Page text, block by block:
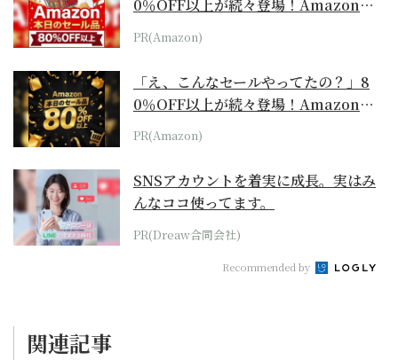
0％OFF以上が続々登場！Amazonの
本気が...
PR(Amazon)
「え、こんなセールやってたの？」8
0％OFF以上が続々登場！Amazonの
本気が...
PR(Amazon)
SNSアカウントを着実に成長。実はみ
んなココ使ってます。
PR(Dreaw合同会社)
Recommended by
関連記事